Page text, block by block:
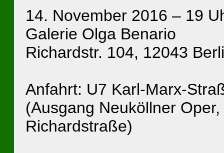
14. November 2016 – 19
Galerie Olga Benario
Richardstr. 104, 12043
Anfahrt: U7 Karl-Marx-
(Ausgang Neuköllner
Richardstraße)